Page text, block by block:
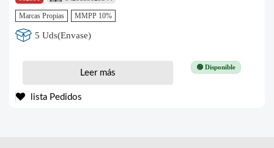
Marcas Propias MMPP 10%
5 Uds(Envase)
🟢 Disponible
Leer más
lista Pedidos